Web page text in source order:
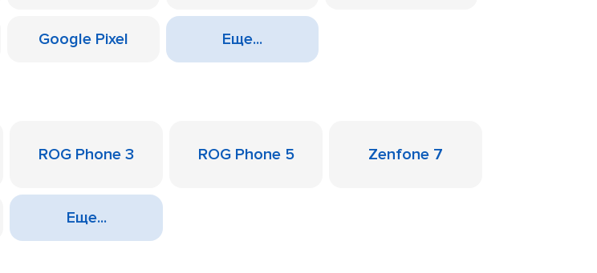
Google Pixel Еще...
ROG Phone 3 ROG Phone 5 Zenfone 7
Еще...